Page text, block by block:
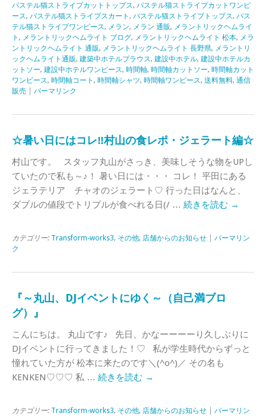
パステル猫ストライプカットトップス, パステル猫ストライプカットワンピ
ース, パステル猫ストライプスカート , パステル猫ストライプトップス, パス
テル猫ストライプワンピース, メラン, メラン 通販, メラントリックヘムライ
ト , メラントリックヘムライト ブログ, メラントリックヘムライト 松本, メラ
ントリックヘムライト 通販, メラントリックヘムライト 長野県, メラントリ
ックヘムライト通販, 建築中ホテルブラウス, 建設中ホテル, 建設中ホテルカ
ットソー, 建設中ホテルワンピース, 時間軸, 時間軸カットソー, 時間軸カット
ワンピース, 時間軸コート , 時間軸シャツ, 時間軸ワンピース, 送料無料, 通信
販売
パーマリンク
☆暑い日にはコレ‼村山の食レポ・ジェラート編☆
村山です。 スタッフ丸山がさっき、美味しそうな物をUPし
ていたので私も～♪！ 暑い日には・・・ コレ！ 平田にある
ジェラテリア チャオのジェラート♡ 行った日はなんと、
ダブルの値段でトリプルが食べれる日(/ … 続きを読む →
カテゴリー: Transform-works3, その他, 店舗からのお知らせ
パーマリン
ク
『～丸山、DJイベントにゆく～（自己満ブロ
グ）』
こんにちは。 丸山です♪ 先日、かなーーーーり久しぶりに
DJイベントに行ってきました！♡ 私が学生時代からずっと
憧れていた方が 松本に来たのです＼(^o^)／ その名も
KENKEN♡♡♡ 私 … 続きを読む →
カテゴリー: Transform-works3, その他, 店舗からのお知らせ
パーマリン